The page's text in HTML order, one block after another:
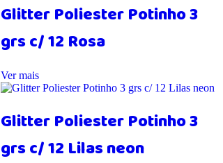
Glitter Poliester Potinho 3
grs c/ 12 Rosa
Ver mais
Glitter Poliester Potinho 3
grs c/ 12 Lilas neon